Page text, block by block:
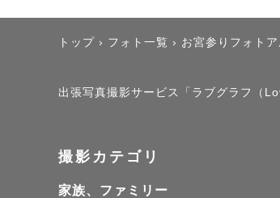
トップ › フォト一覧 › お宮参りフォトア
出張写真撮影サービス「ラブグラフ（
撮影カテゴリ
家族、ファミリー